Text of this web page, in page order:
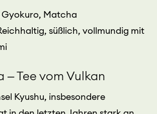
Matcha
süßlich, vollmundig mit
– Tee vom Vulkan
Kyushu, insbesondere